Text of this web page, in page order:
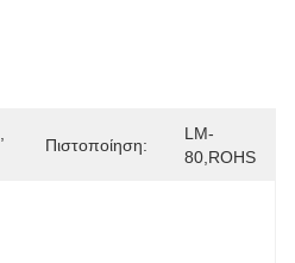
Πιστοποίηση:
LM-
80,ROHS